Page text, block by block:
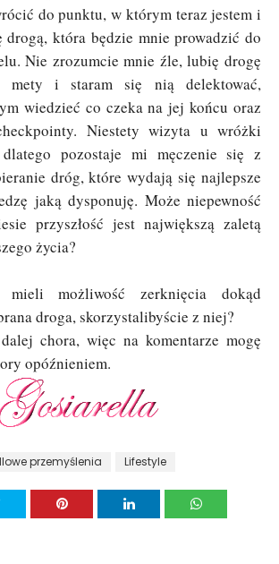
do punktu, w którym teraz jestem i
drogą, która będzie mnie prowadzić do
Nie zrozumcie mnie źle, lubię drogę
mety i staram się nią delektować,
wiedzieć co czeka na jej końcu oraz
Niestety wizyta u wróżki
pozostaje mi męczenie się z
dróg, które wydają się najlepsze
jaką dysponuję. Może niepewność
przyszłość jest największą zaletą
życia?
mieli możliwość zerknięcia dokąd
droga, skorzystalibyście z niej?
chora, więc na komentarze mogę
opóźnieniem.
przemyślenia Lifestyle